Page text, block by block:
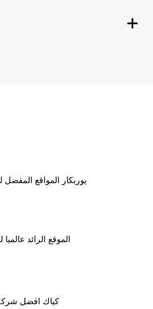
يوربكار المواقع
الموقع الرائد عالميا
كياك افضل شركة